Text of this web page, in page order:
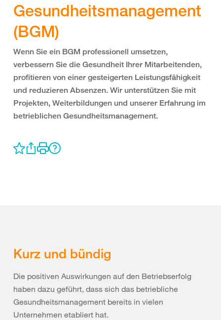
Gesundheitsmanagement
(BGM)
Wenn Sie ein BGM professionell umsetzen,
verbessern Sie die Gesundheit Ihrer Mitarbeitenden,
profitieren von einer gesteigerten Leistungsfähigkeit
und reduzieren Absenzen. Wir unterstützen Sie mit
Projekten, Weiterbildungen und unserer Erfahrung im
betrieblichen Gesundheitsmanagement.
Kurz und bündig
Die positiven Auswirkungen auf den Betriebserfolg
haben dazu geführt, dass sich das betriebliche
Gesundheitsmanagement bereits in vielen
Unternehmen etabliert hat.